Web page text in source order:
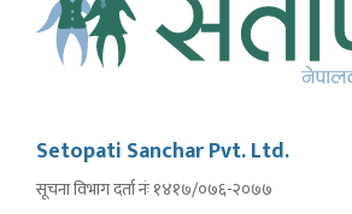
Setopati Sanchar Pvt. Ltd.
सूचना विभाग दर्ता नंः १४१७/०७६-२०७७